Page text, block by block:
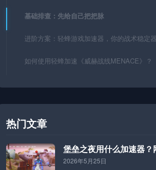
基础排查：先给自己把把脉
进阶方案：轻蜂游戏加速器，你的战术稳定器
如何使用轻蜂加速《威赫战线MENACE》？
热门文章
堡垒之夜用什么加速器
2026年5月25日